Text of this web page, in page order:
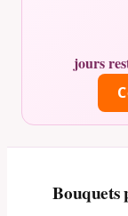
jours
Bouquets